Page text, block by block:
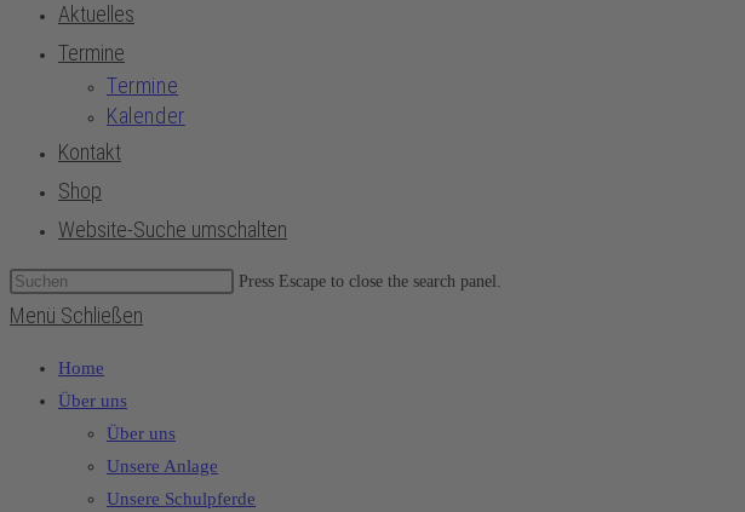
Aktuelles
Termine
Termine
Kalender
Kontakt
Shop
Website-Suche umschalten
Press Escape to close the search panel.
Menü Schließen
Home
Über uns
Über uns
Unsere Anlage
Unsere Schulpferde